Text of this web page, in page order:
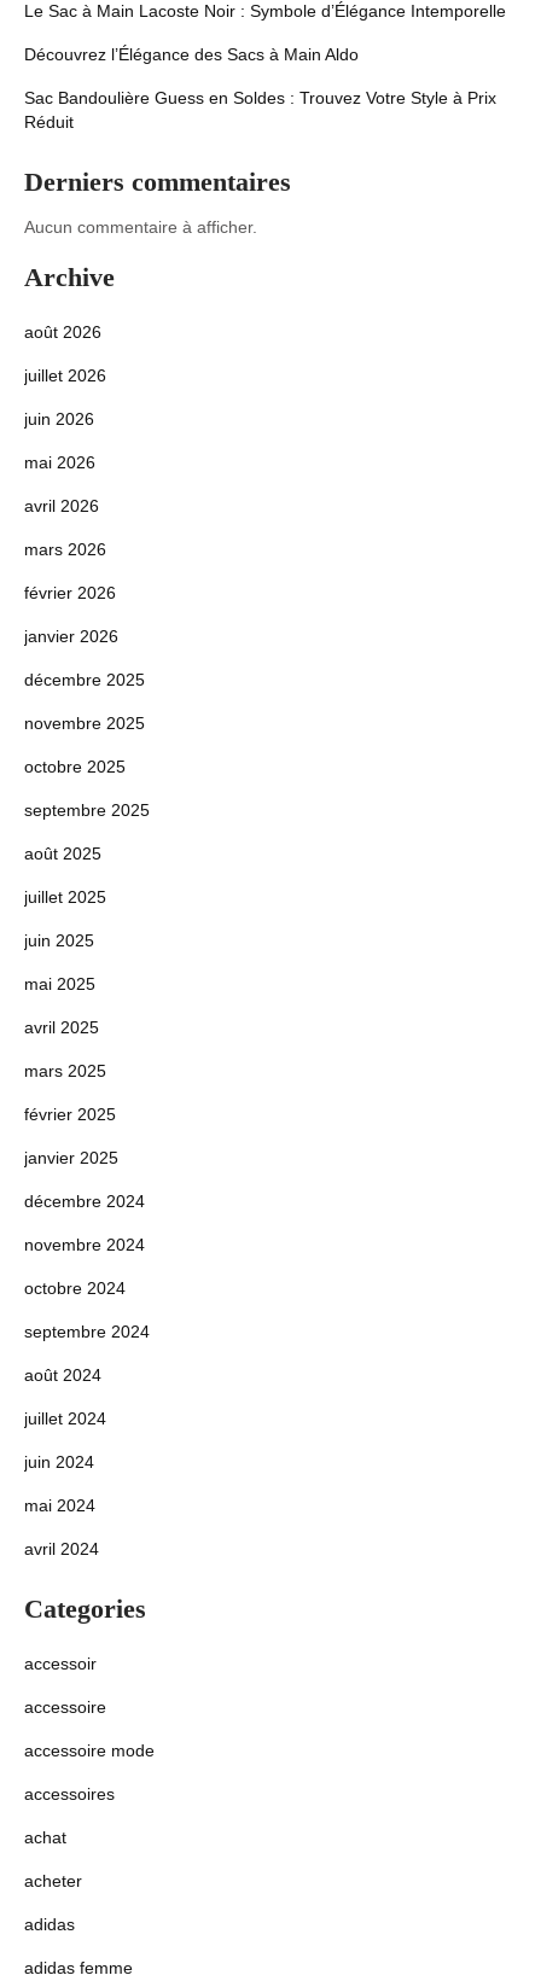
Le Sac à Main Lacoste Noir : Symbole d’Élégance Intemporelle
Découvrez l’Élégance des Sacs à Main Aldo
Sac Bandoulière Guess en Soldes : Trouvez Votre Style à Prix
Réduit
Derniers commentaires
Aucun commentaire à afficher.
Archive
août 2026
juillet 2026
juin 2026
mai 2026
avril 2026
mars 2026
février 2026
janvier 2026
décembre 2025
novembre 2025
octobre 2025
septembre 2025
août 2025
juillet 2025
juin 2025
mai 2025
avril 2025
mars 2025
février 2025
janvier 2025
décembre 2024
novembre 2024
octobre 2024
septembre 2024
août 2024
juillet 2024
juin 2024
mai 2024
avril 2024
Categories
accessoir
accessoire
accessoire mode
accessoires
achat
acheter
adidas
adidas femme